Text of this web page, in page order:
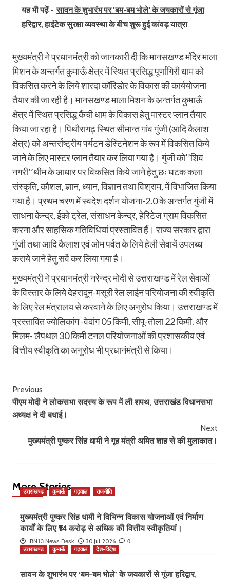
यह भी पढ़ें - सावन के शुभारंभ पर 'बम-बम भोले' के जयकारों से गूंजा
हरिद्वार, हाईटेक सुरक्षा व्यवस्था के बीच शुरू हुई कांवड़ यात्रा
मुख्यमंत्री ने प्रधानमंत्री को जानकारी दी कि मानसखण्ड मंदिर माला
मिशन के अन्तर्गत कुमाऊँ क्षेत्र में स्थित प्रसिद्ध पूर्णागिरी धाम को
विकसित करने के लिये शारदा कॉरिडोर के विकास की कार्ययोजना
तैयार की जा रही है। मानसखण्ड माला मिशन के अन्तर्गत कुमाऊँ
क्षेत्र में स्थित प्रसिद्ध कैंची धाम के विकास हेतु मास्टर प्लान तैयार
किया जा रहा है। पिथौरागढ़ स्थित सीमान्त गांव गुंजी (आदि कैलाश
क्षेत्र) को अन्तर्राष्ट्रीय पर्यटन डेस्टिनेशन के रूप में विकसित किये
जाने के लिए मास्टर प्लान तैयार कर लिया गया है। गुंजी को’’शिव
नगरी’’थीम के आधार पर विकसित किये जाने हेतु छः घटक कला
संस्कृति, कौशल, ज्ञान, ध्यान, विज्ञान तथा विश्राम, में विभाजित किया
गया है। प्रथम चरण में स्वदेश दर्शन योजना-2.0 के अन्तर्गत गुंजी में
साधना केन्द्र, ईको ट्रेल, संसाधन केन्द्र, हेरिटेज ग्राम विकसित
करना और साहसिक गतिविधियां प्रस्तावित हैं। राज्य सरकार द्वारा
गुंजी तथा आदि कैलाश एवं ओम पर्वत के लिये हेली सेवायें उपलब्ध
कराये जाने हेतु सर्वे कर लिया गया है।
मुख्यमंत्री ने प्रधानमंत्री नरेन्द्र मोदी से उत्तराखण्ड में रेल सेवाओं
के विस्तार के लिये देहरादून-मसूरी रेल लाईन परियोजना की स्वीकृति
के लिए रेल मंत्रालय से करवाने के लिए अनुरोध किया। उत्तराखण्ड में
प्रस्तावित ज्योलिकांग -वेदांग 05 किमी, सीपू-तोला 22 किमी. और
मिलम- लैपथल 30 किमी टनल परियोजनाओं की प्रशासकीय एवं
वित्तीय स्वीकृति का अनुरोध भी प्रधानंमंत्री से किया।
Post
Navigation
Previous
पीएम मोदी ने लोकसभा सदस्य के रूप में ली शपथ, उत्तराखंड विधानसभा
अध्यक्ष ने दी बधाई।
Next
मुख्यमंत्री पुष्कर सिंह धामी ने गृह मंत्री अमित शाह से की मुलाकात।
More Stories
उत्तराखण्ड कुमाऊँ गढ़वाल राजनीति
मुख्यमंत्री पुष्कर सिंह धामी ने विभिन्न विकास योजनाओं एवं निर्माण
कार्यों के लिए ₹14 करोड़ से अधिक की वित्तीय स्वीकृतियां।
IBN13 News Desk 30 Jul, 2026 0
उत्तराखण्ड कुमाऊँ गढ़वाल देश-विदेश
सावन के शुभारंभ पर ‘बम-बम भोले’ के जयकारों से गूंजा हरिद्वार,